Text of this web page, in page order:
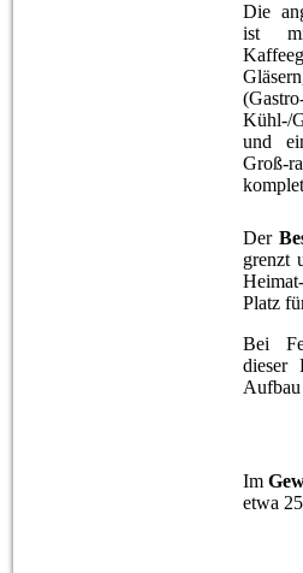
Die
ist
Kühl-/
und
Groß-
Der
grenzt
Platz
Bei
dieser
Aufbau
Im
etwa